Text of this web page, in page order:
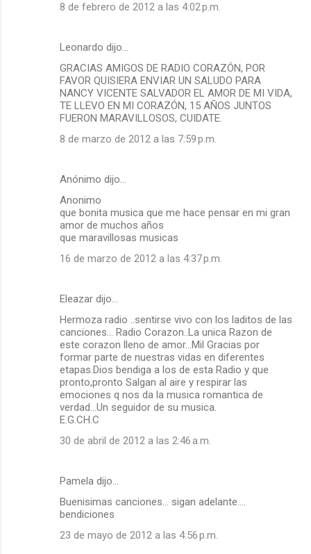
8 de febrero de 2012 a las 4:02 p.m.
Leonardo dijo…
GRACIAS AMIGOS DE RADIO CORAZÓN, POR
FAVOR QUISIERA ENVIAR UN SALUDO PARA
NANCY VICENTE SALVADOR EL AMOR DE MI VIDA,
TE LLEVO EN MI CORAZÓN, 15 AÑOS JUNTOS
FUERON MARAVILLOSOS, CUIDATE.
8 de marzo de 2012 a las 7:59 p.m.
Anónimo dijo…
Anonimo
que bonita musica que me hace pensar en mi gran
amor de muchos años
que maravillosas musicas
16 de marzo de 2012 a las 4:37 p.m.
Eleazar dijo…
Hermoza radio ..sentirse vivo con los laditos de las
canciones... Radio Corazon..La unica Razon de
este corazon lleno de amor...Mil Gracias por
formar parte de nuestras vidas en diferentes
etapas.Dios bendiga a los de esta Radio y que
pronto,pronto Salgan al aire y respirar las
emociones q nos da la musica romantica de
verdad...Un seguidor de su musica.
E.G.CH.C
30 de abril de 2012 a las 2:46 a.m.
Pamela dijo…
Buenisimas canciones... sigan adelante....
bendiciones
23 de mayo de 2012 a las 4:56 p.m.